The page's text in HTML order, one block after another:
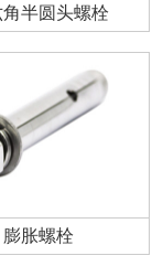
角半圆头螺栓
膨胀螺栓